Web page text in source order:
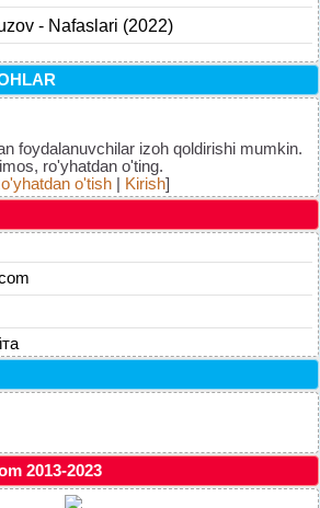
- Nafaslari (2022)
foydalanuvchilar izoh qoldirishi mumkin.
ro'yhatdan o'ting.
o'tish| Kirish]
2013-2023